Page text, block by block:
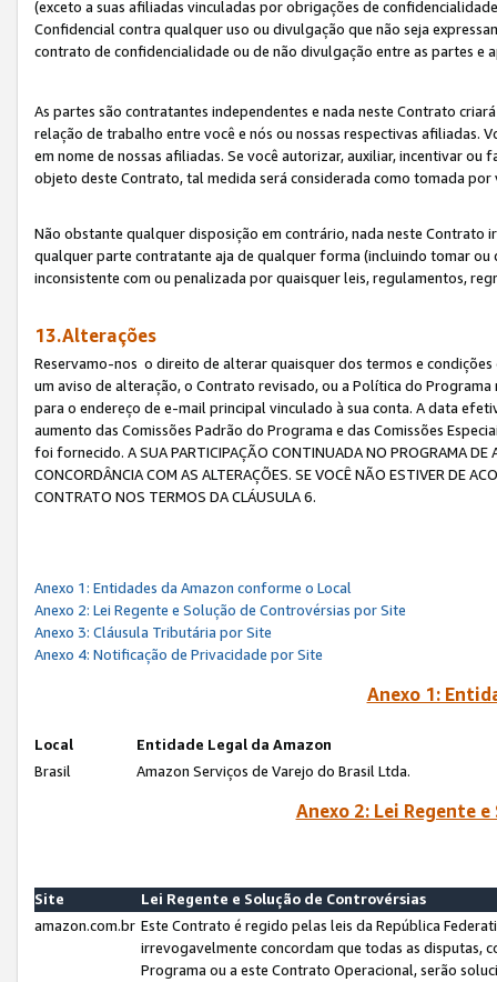
(exceto a suas afiliadas vinculadas por obrigações de
Confidencial contra qualquer uso ou divulgação que não seja
contrato de confidencialidade ou de não divulgação entre as partes e
As partes são contratantes independentes e nada neste Contrato
relação de trabalho entre você e nós ou nossas respectivas afiliadas.
em nome de nossas afiliadas. Se você autorizar, auxiliar, incentivar
objeto deste Contrato, tal medida será considerada como tomada por
Não obstante qualquer disposição em contrário, nada neste
qualquer parte contratante aja de qualquer forma (incluindo tomar ou
inconsistente com ou penalizada por quaisquer leis, regulamentos,
13.Alterações
Reservamo-nos o direito de alterar quaisquer dos termos e
um aviso de alteração, o Contrato revisado, ou a Política do
para o endereço de e-mail principal vinculado à sua conta. A data
aumento das Comissões Padrão do Programa e das Comissões
foi fornecido. A SUA PARTICIPAÇÃO CONTINUADA NO PROGRAMA DE
CONCORDÂNCIA COM AS ALTERAÇÕES. SE VOCÊ NÃO ESTIVER DE
CONTRATO NOS TERMOS DA CLÁUSULA 6.
Anexo 1: Entidades da Amazon conforme o Local
Anexo 2: Lei Regente e Solução de Controvérsias por Site
Anexo 3: Cláusula Tributária por Site
Anexo 4: Notificação de Privacidade por Site
Anexo 1:
Local
Entidade Legal da Amazon
Brasil
Amazon Serviços de Varejo do Brasil Ltda.
Anexo 2: Lei Regente
Site
Lei Regente e Solução de Controvérsias
amazon.com.br Este Contrato é regido pelas leis da República
irrevogavelmente concordam que todas as disputas,
Programa ou a este Contrato Operacional, serão